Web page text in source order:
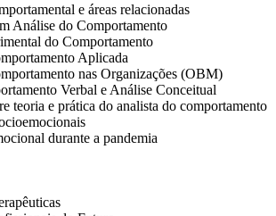
e áreas relacionadas
Análise do Comportamento
do Comportamento
Aplicada
nas Organizações (OBM)
Verbal e Análise Conceitual
teoria e prática do analista do comportamento
durante a pandemia